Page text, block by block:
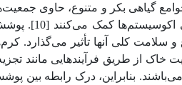
گیاهی بکر و متنوع، حاوی
سلامت خاک
و سلامت کلی آنها تأثیر
خاک از طریق فرآیندهایی مانند
می‌باشند. بنابراین، درک رابطه